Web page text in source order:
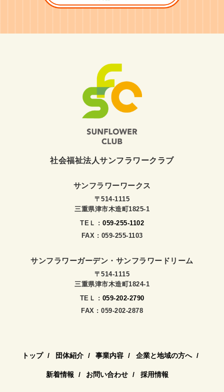
社会福祉法人サンフラワークラブ
サンフラワーワークス
〒514-1115
三重県津市木造町1825-1
TEＬ : 059-255-1102
FAX : 059-255-1103
サンフラワーガーデン・サンフラワードリーム
〒514-1115
三重県津市木造町1824-1
TEＬ : 059-202-2790
FAX : 059-202-2878
トップ 団体紹介 事業内容 企業と地域の方へ
新着情報 お問い合わせ 採用情報